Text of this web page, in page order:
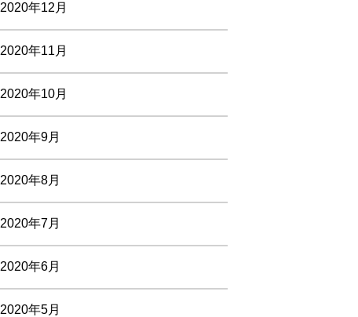
2020年12月
2020年11月
2020年10月
2020年9月
2020年8月
2020年7月
2020年6月
2020年5月